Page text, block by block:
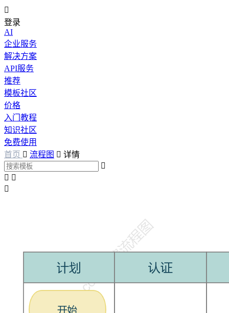

登录
AI
企业服务
解决方案
API服务
推荐
模板社区
价格
入门教程
知识社区
免费使用
首页  流程图  详情

 
